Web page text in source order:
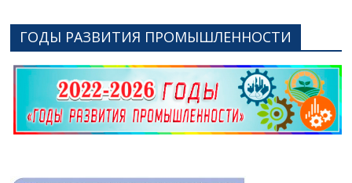
ГОДЫ РАЗВИТИЯ ПРОМЫШЛЕННОСТИ